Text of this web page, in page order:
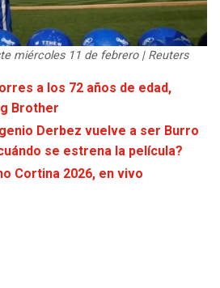
miércoles 11 de febrero | Reuters
a los 72 años de edad,
Brother
Derbez vuelve a ser Burro
se estrena la película?
Cortina 2026, en vivo